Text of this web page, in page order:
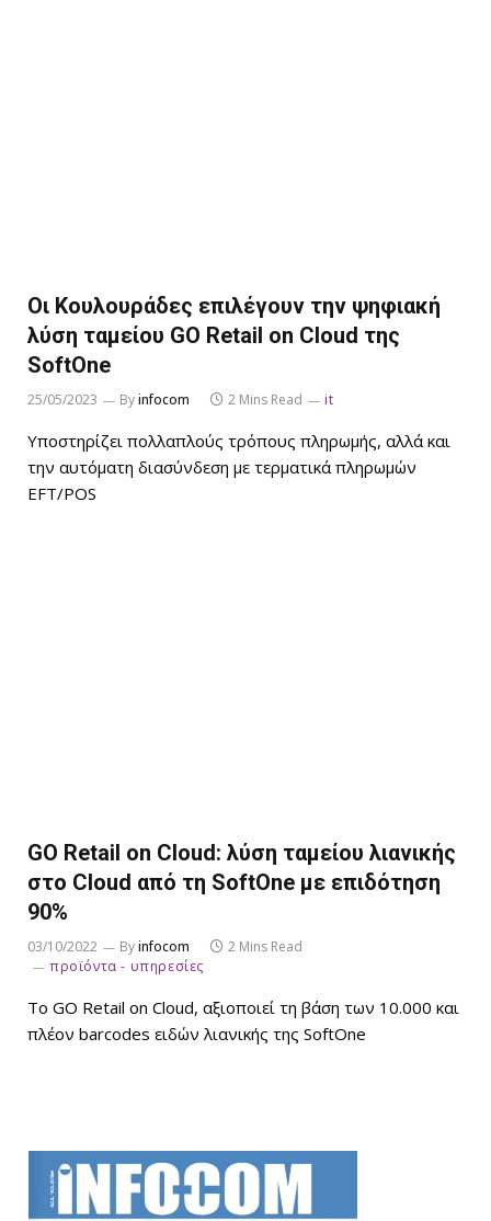
Οι Κουλουράδες επιλέγουν την ψηφιακή
λύση ταμείου GO Retail on Cloud της
SoftOne
25/05/2023 Byinfocom 2 Mins Read it
Υποστηρίζει πολλαπλούς τρόπους πληρωμής, αλλά και
την αυτόματη διασύνδεση με τερματικά πληρωμών
EFT/POS
GO Retail on Cloud: λύση ταμείου λιανικής
στο Cloud από τη SoftOne με επιδότηση
90%
03/10/2022 Byinfocom
2 Mins Read
προϊόντα - υπηρεσίες
Το GO Retail on Cloud, αξιοποιεί τη βάση των 10.000 και
πλέον barcodes ειδών λιανικής της SoftOne